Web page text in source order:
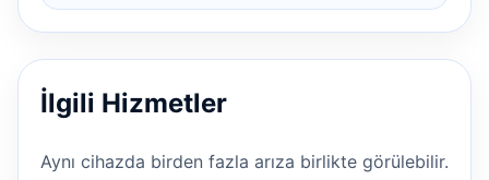
İlgili Hizmetler
Aynı cihazda birden fazla arıza birlikte görülebilir.